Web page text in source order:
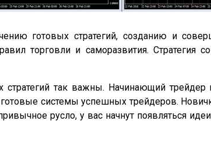
готовых стратегий, созданию и
торговли и саморазвития.
так важны. Начинающий
системы успешных трейдеров.
русло, у вас начнут появляться